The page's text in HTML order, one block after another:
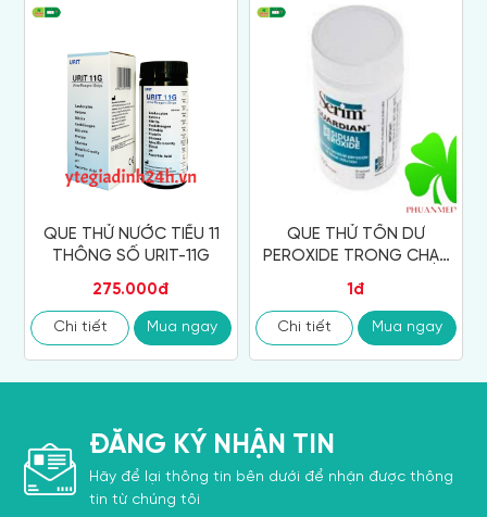
QUE THỬ NƯỚC TIỂU 11
THÔNG SỐ URIT-11G
275.000đ
Chi tiết Mua ngay
QUE THỬ TỒN DƯ
PEROXIDE TRONG CHẠY
1đ
Chi tiết Mua ngay
ĐĂNG KÝ NHẬN TIN
Hãy để lại thông tin bên dưới để nhận được thông
tin từ chúng tôi